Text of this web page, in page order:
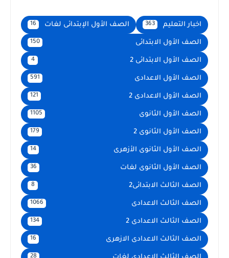
اخبار التعليم 363 الصف الأول الإبتدائى لغات 16
الصف الأول الابتدائى 150
الصف الأول الابتدائى 2 4
الصف الأول الاعدادى 591
الصف الأول الاعدادى 2 121
الصف الأول الثانوى 1105
الصف الأول الثانوى 2 179
الصف الأول الثانوى الأزهرى 14
الصف الأول الثانوى لغات 36
الصف الثالث الابتدائى2 8
الصف الثالث الاعدادى 1066
الصف الثالث الاعدادى 2 134
الصف الثالث الاعدادى الازهرى 16